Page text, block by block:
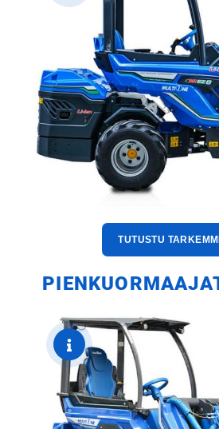
TUTUSTU